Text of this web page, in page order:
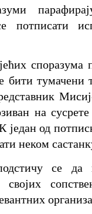
потписати
споразума
тумачени
на сусрете
један од
неком
се да
својих